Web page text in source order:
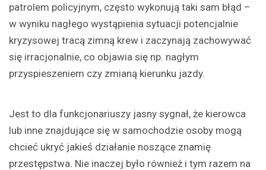
patrolem policyjnym, często wykonują taki sam błąd –
w wyniku nagłego wystąpienia sytuacji potencjalnie
kryzysowej tracą zimną krew i zaczynają zachowywać
się irracjonalnie, co objawia się np. nagłym
przyspieszeniem czy zmianą kierunku jazdy.
Jest to dla funkcjonariuszy jasny sygnał, że kierowca
lub inne znajdujące się w samochodzie osoby mogą
chcieć ukryć jakieś działanie noszące znamię
przestępstwa. Nie inaczej było również i tym razem na